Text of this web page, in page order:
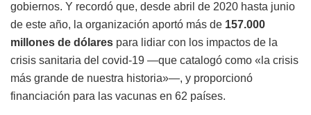
gobiernos. Y recordó que, desde abril de 2020 hasta junio
de este año, la organización aportó más de 157.000
millones de dólares para lidiar con los impactos de la
crisis sanitaria del covid-19 —que catalogó como «la crisis
más grande de nuestra historia»—, y proporcionó
financiación para las vacunas en 62 países.